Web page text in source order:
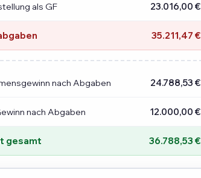
als GF 23.016,00 €
35.211,47 €
nach Abgaben 24.788,53 €
nach Abgaben 12.000,00 €
gesamt 36.788,53 €